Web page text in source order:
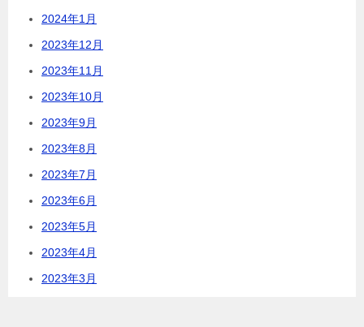
2024年1月
2023年12月
2023年11月
2023年10月
2023年9月
2023年8月
2023年7月
2023年6月
2023年5月
2023年4月
2023年3月